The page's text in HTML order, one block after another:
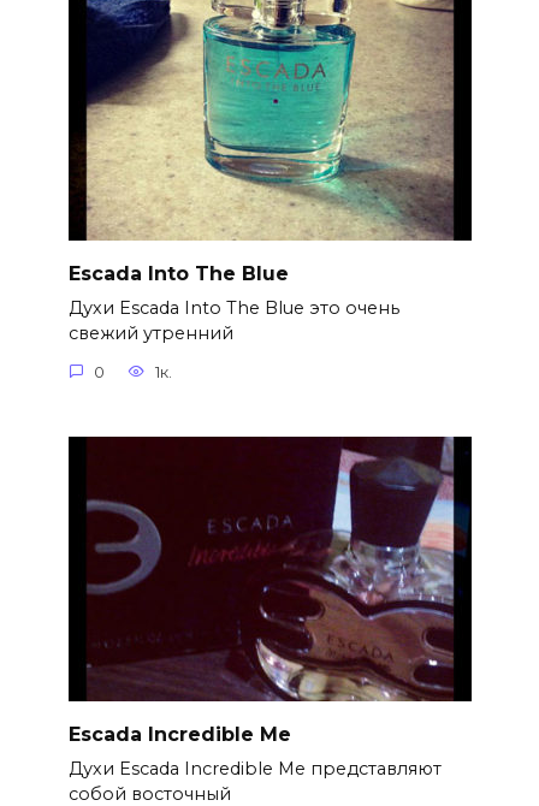
Escada Into The Blue
Духи Escada Into The Blue это очень
свежий утренний
0 1к.
Escada Incredible Me
Духи Escada Incredible Me представляют
собой восточный